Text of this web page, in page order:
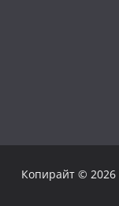
Копирайт © 2026